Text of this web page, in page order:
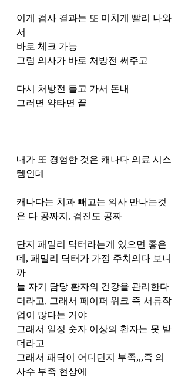
이게 검사 결과는 또 미치게 빨리 나와
서
바로 체크 가능
그럼 의사가 바로 처방전 써주고
다시 처방전 들고 가서 돈내
그러면 약타면 끝
내가 또 경험한 것은 캐나다 의료 시스
템인데
캐나다는 치과 빼고는 의사 만나는것
은 다 공짜지, 검진도 공짜
단지 패밀리 닥터라는게 있으면 좋은
데, 패밀리 닥터가 가정 주치의다 보니
까
늘 자기 담당 환자의 건강을 관리한다
더라고, 그래서 페이퍼 워크 즉 서류작
업이 많다는 거야
그래서 일정 숫자 이상의 환자는 못 받
더라고
그래서 패닥이 어디던지 부족,,,즉 의
사수 부족 현상에